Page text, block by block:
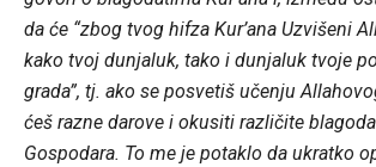
da će “zbog tvog hifza Kur’ana Uzvišeni
kako tvoj dunjaluk, tako i dunjaluk tvoje
grada”, tj. ako se posvetiš učenju
ćeš razne darove i okusiti različite
Gospodara. To me je potaklo da ukratko